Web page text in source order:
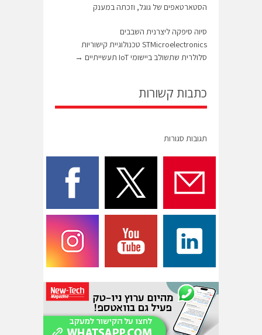
הסטארטאפים של גוגל, וזכתה במענק
סיוה סיפקה ליצרנית השבבים
STMicroelectronics טכנולוגיית קישוריות
סלולרית שתשולב ביישומי IoT תעשייתיים
→
כתבות קשורות
תגובות סגורות